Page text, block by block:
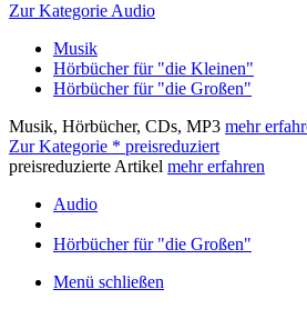
Zur Kategorie Audio
Musik
Hörbücher für "die Kleinen"
Hörbücher für "die Großen"
Musik, Hörbücher, CDs, MP3 mehr
Zur Kategorie * preisreduziert
preisreduzierte Artikel mehr erfahren
Audio
Hörbücher für "die Großen"
Menü schließen